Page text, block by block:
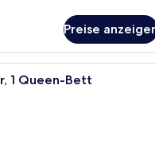
Preise
Ein modernes Schlafzimmer
1 Queen-Bett